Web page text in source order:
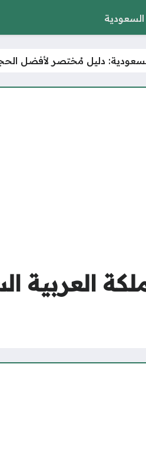
دليل مُختصر لأفضل
العربية